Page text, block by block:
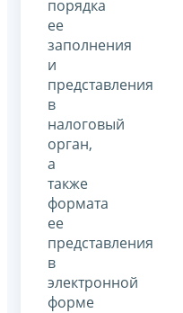
порядка
ее
заполнения
и
представления
в
налоговый
орган,
а
также
формата
ее
представления
в
электронной
форме